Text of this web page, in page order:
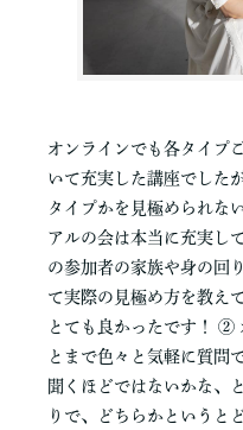
オンラインでも各タイプ
いて充実した講座でした
タイプかを見極められな
アルの会は本当に充実し
の参加者の家族や身の回
て実際の見極め方を教え
とても良かったです！ ②
とまで色々と気軽に質問
聞くほどではないかな、
りで、どちらかというと